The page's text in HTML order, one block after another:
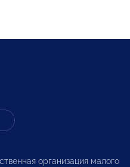
организация малого